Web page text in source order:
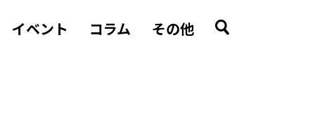
イベント コラム その他